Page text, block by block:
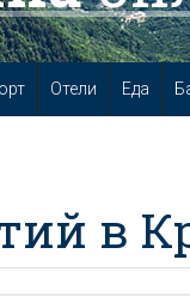
Отели Еда
в